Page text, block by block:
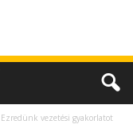
Ezredünk vezetési gyakorlatot